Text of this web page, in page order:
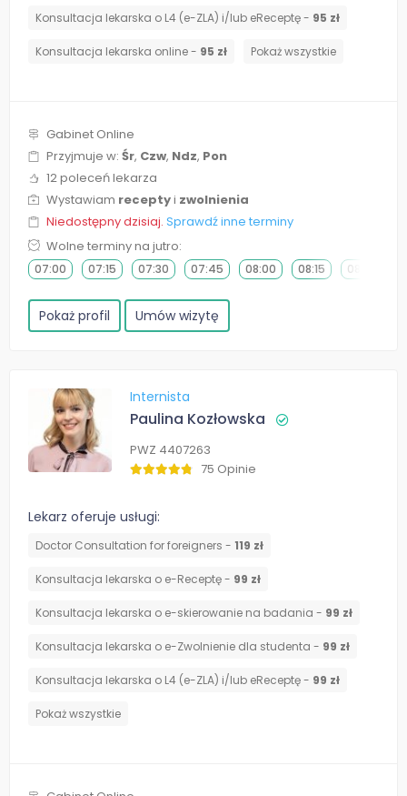
Konsultacja lekarska o L4 (e-ZLA) i/lub eReceptę - 95 zł
Konsultacja lekarska online - 95 zł Pokaż wszystkie
Gabinet Online
Przyjmuje w: Śr, Czw, Ndz, Pon
12 poleceń lekarza
Wystawiam receptyi zwolnienia
Niedostępny dzisiaj. Sprawdź inne terminy
Wolne terminy na jutro:
07:00 07:15 07:30 07:45 08:00 08:15 08:30
Pokaż profil Umów wizytę
Internista
Paulina Kozłowska
PWZ 4407263
75 Opinie
Lekarz oferuje usługi:
Doctor Consultation for foreigners - 119 zł
Konsultacja lekarska o e-Receptę - 99 zł
Konsultacja lekarska o e-skierowanie na badania - 99 zł
Konsultacja lekarska o e-Zwolnienie dla studenta - 99 zł
Konsultacja lekarska o L4 (e-ZLA) i/lub eReceptę - 99 zł
Pokaż wszystkie